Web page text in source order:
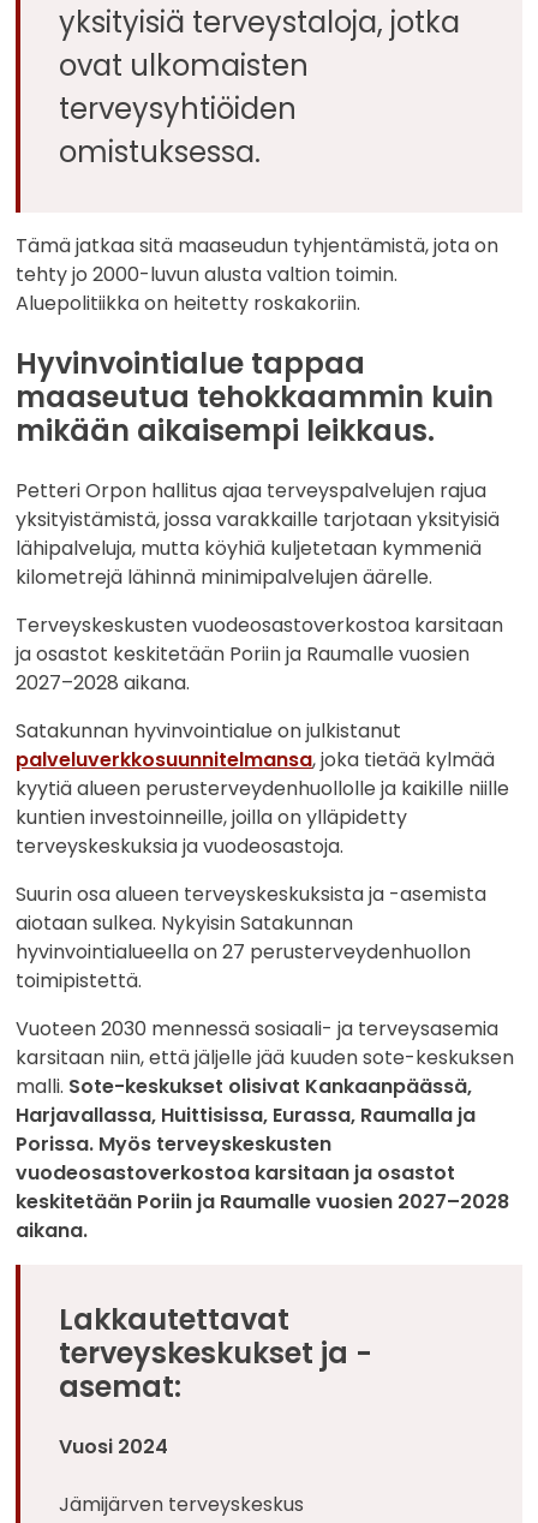
yksityisiä terveystaloja, jotka
ovat ulkomaisten
terveysyhtiöiden
omistuksessa.
Tämä jatkaa sitä maaseudun tyhjentämistä, jota on
tehty jo 2000-luvun alusta valtion toimin.
Aluepolitiikka on heitetty roskakoriin.
Hyvinvointialue tappaa
maaseutua tehokkaammin kuin
mikään aikaisempi leikkaus.
Petteri Orpon hallitus ajaa terveyspalvelujen rajua
yksityistämistä, jossa varakkaille tarjotaan yksityisiä
lähipalveluja, mutta köyhiä kuljetetaan kymmeniä
kilometrejä lähinnä minimipalvelujen äärelle.
Terveyskeskusten vuodeosastoverkostoa karsitaan
ja osastot keskitetään Poriin ja Raumalle vuosien
2027–2028 aikana.
Satakunnan hyvinvointialue on julkistanut
palveluverkkosuunnitelmansa, joka tietää kylmää
kyytiä alueen perusterveydenhuollolle ja kaikille niille
kuntien investoinneille, joilla on ylläpidetty
terveyskeskuksia ja vuodeosastoja.
Suurin osa alueen terveyskeskuksista ja -asemista
aiotaan sulkea. Nykyisin Satakunnan
hyvinvointialueella on 27 perusterveydenhuollon
toimipistettä.
Vuoteen 2030 mennessä sosiaali- ja terveysasemia
karsitaan niin, että jäljelle jää kuuden sote-keskuksen
malli. Sote-keskukset olisivat Kankaanpäässä,
Harjavallassa, Huittisissa, Eurassa, Raumalla ja
Porissa. Myös terveyskeskusten
vuodeosastoverkostoa karsitaan ja osastot
keskitetään Poriin ja Raumalle vuosien 2027–2028
aikana.
Lakkautettavat
terveyskeskukset ja -
asemat:
Vuosi 2024
Jämijärven terveyskeskus